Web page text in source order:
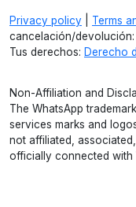
Privacy policy Terms
cancelación/
Tus derechos: Derecho
Non-Affiliation and
The WhatsApp
services marks and
not affiliated,
officially connected with